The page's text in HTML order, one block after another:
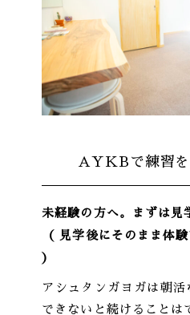
AYKBで練習を
未経験の方へ。まずは見
（ 見学後にそのまま体
）
アシュタンガヨガは朝
できないと続けることは